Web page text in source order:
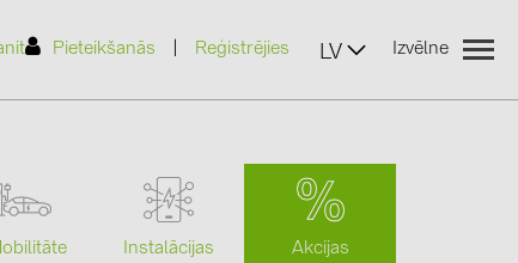
Pieteikšanās Reģistrējies LV Izvēlne
Instalācijas Akcijas